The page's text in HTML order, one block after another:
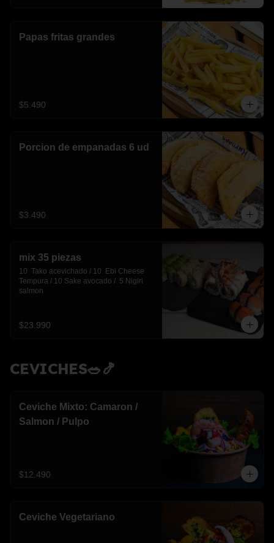
Papas fritas grandes
$5.490
Porcion de empanadas 6 ud
$3.490
mix 35 piezas
10  Tako acevichado / 10  Ebi Cheese
Tempura / 10 Sake avocado /  5 Nigiri
salmon
$23.990
CEVICHES🥗🍤
Ceviche Mixto: Camaron /
Salmon / Pulpo
$12.490
Ceviche Vegetariano